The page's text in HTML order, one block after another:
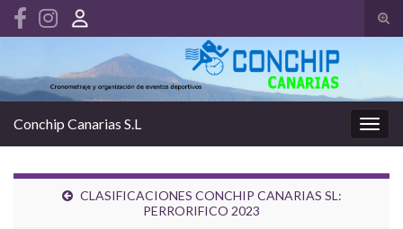
el
Search for:
la
Conchip Canarias S.L
CLASIFICACIONES CONCHIP CANARIAS SL:
PERRORIFICO 2023